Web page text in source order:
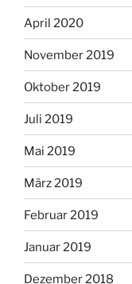
April 2020
November 2019
Oktober 2019
Juli 2019
Mai 2019
März 2019
Februar 2019
Januar 2019
Dezember 2018